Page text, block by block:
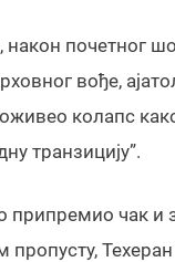
почетног
вође,
колапс
транзицију”.
припремио чак и